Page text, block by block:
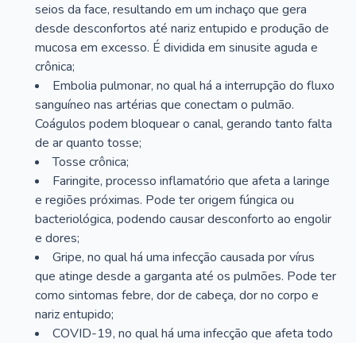
seios da face, resultando em um inchaço que gera
desde desconfortos até nariz entupido e produção de
mucosa em excesso. É dividida em sinusite aguda e
crônica;
Embolia pulmonar, no qual há a interrupção do fluxo
sanguíneo nas artérias que conectam o pulmão.
Coágulos podem bloquear o canal, gerando tanto falta
de ar quanto tosse;
Tosse crônica;
Faringite, processo inflamatório que afeta a laringe
e regiões próximas. Pode ter origem fúngica ou
bacteriológica, podendo causar desconforto ao engolir
e dores;
Gripe, no qual há uma infecção causada por vírus
que atinge desde a garganta até os pulmões. Pode ter
como sintomas febre, dor de cabeça, dor no corpo e
nariz entupido;
COVID-19, no qual há uma infecção que afeta todo